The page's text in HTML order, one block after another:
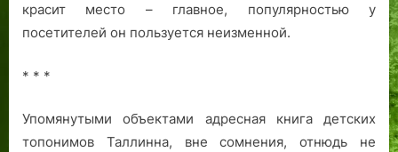
красит место – главное, популярностью у
посетителей он пользуется неизменной.
* * *
Упомянутыми объектами адресная книга детских
топонимов Таллинна, вне сомнения, отнюдь не